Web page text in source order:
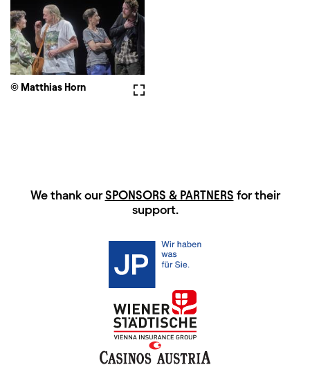
Fullscreen
© Matthias Horn
HAUPTSPONSOREN
We thank ourSPONSORS & PARTNERS for their
support.